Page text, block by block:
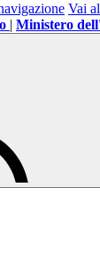
Vai
| Ministero